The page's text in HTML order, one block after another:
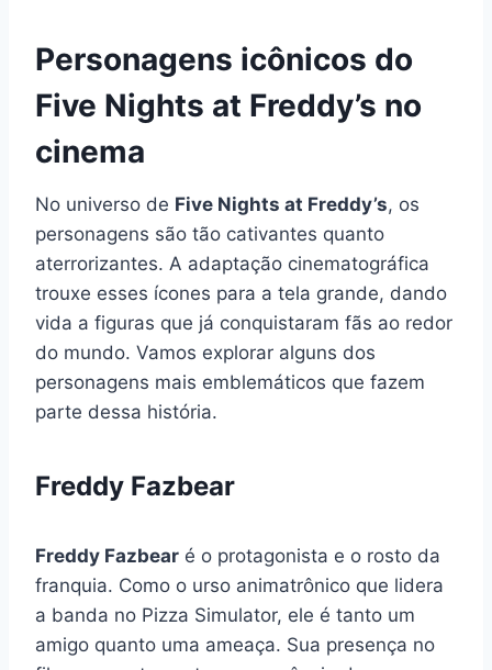
Personagens icônicos do
Five Nights at Freddy’s no
cinema
No universo de Five Nights at Freddy’s, os
personagens são tão cativantes quanto
aterrorizantes. A adaptação cinematográfica
trouxe esses ícones para a tela grande, dando
vida a figuras que já conquistaram fãs ao redor
do mundo. Vamos explorar alguns dos
personagens mais emblemáticos que fazem
parte dessa história.
Freddy Fazbear
Freddy Fazbear é o protagonista e o rosto da
franquia. Como o urso animatrônico que lidera
a banda no Pizza Simulator, ele é tanto um
amigo quanto uma ameaça. Sua presença no